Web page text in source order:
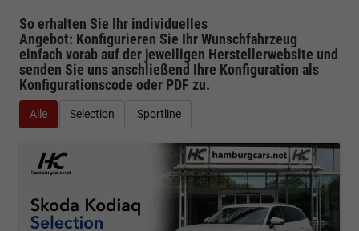
So erhalten Sie Ihr individuelles
Angebot: Konfigurieren Sie Ihr Wunschfahrzeug
einfach vorab auf der jeweiligen Herstellerwebsite und
senden Sie uns anschließend Ihre Konfiguration als
Konfigurationscode oder PDF zu.
Alle Selection Sportline